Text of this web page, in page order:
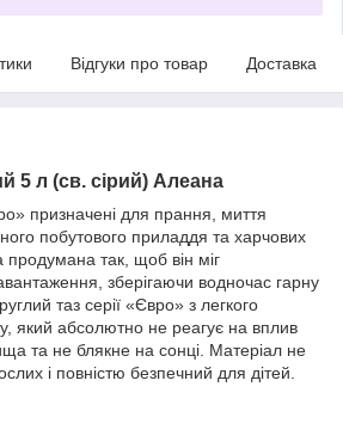
Відгуки про товар Доставка
5 л (св. сірий) Алеана
призначені для прання, миття
побутового приладдя та харчових
продумана так, щоб він міг
зберігаючи водночас гарну
таз серії «Євро» з легкого
який абсолютно не реагує на вплив
та не блякне на сонці. Матеріал не
і повністю безпечний для дітей.